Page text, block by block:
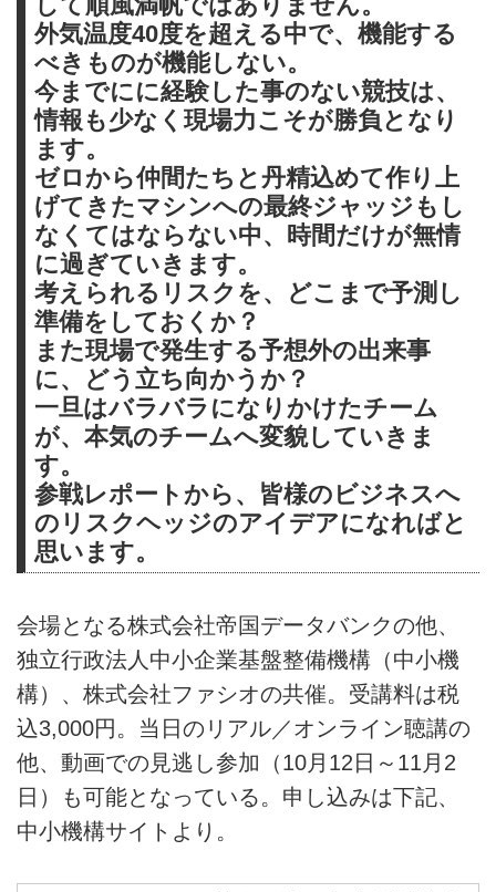
外気温度40度を超える中で、機能する
べきものが機能しない。
今までにに経験した事のない競技は、
情報も少なく現場力こそが勝負となり
ます。
ゼロから仲間たちと丹精込めて作り上
げてきたマシンへの最終ジャッジもし
なくてはならない中、時間だけが無情
に過ぎていきます。
考えられるリスクを、どこまで予測し
準備をしておくか？
また現場で発生する予想外の出来事
に、どう立ち向かうか？
一旦はバラバラになりかけたチーム
が、本気のチームへ変貌していきま
す。
参戦レポートから、皆様のビジネスへ
のリスクヘッジのアイデアになればと
思います。
会場となる株式会社帝国データバンクの他、
独立行政法人中小企業基盤整備機構（中小機
構）、株式会社ファシオの共催。受講料は税
込3,000円。当日のリアル／オンライン聴講の
他、動画での見逃し参加（10月12日～11月2
日）も可能となっている。申し込みは下記、
中小機構サイトより。